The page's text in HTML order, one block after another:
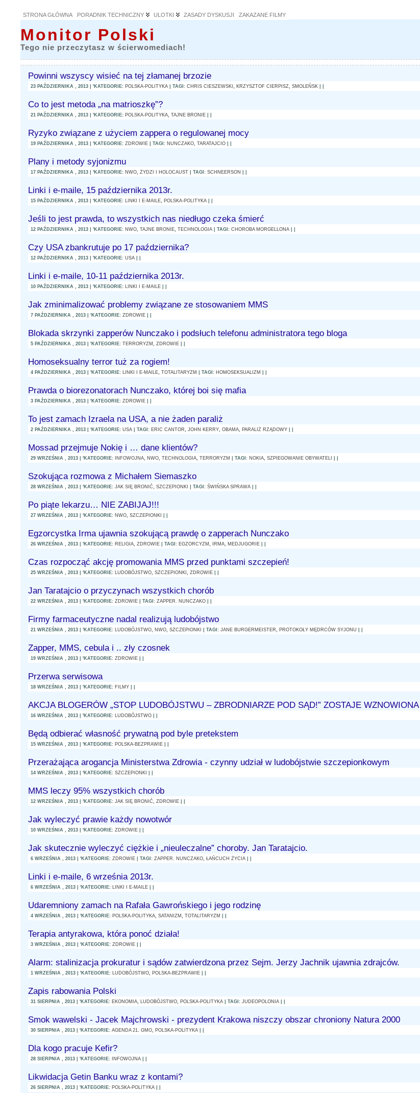
STRONA GŁÓWNA PORADNIK TECHNICZNY ULOTKI ZASADY DYSKUSJI ZAKAZANE FILMY
Monitor Polski
Tego nie przeczytasz w ścierwomediach!
Powinni wszyscy wisieć na tej złamanej brzozie
23 PAŹDZIERNIKA , 2013 | 'KATEGORIE:POLSKA-POLITYKA | TAGI:CHRIS CIESZEWSKI ,KRZYSZTOF CIERPISZ ,SMOLEŃSK | |
Co to jest metoda „na matrioszkę”?
21 PAŹDZIERNIKA , 2013 | 'KATEGORIE:POLSKA-POLITYKA ,TAJNE BRONIE | |
Ryzyko związane z użyciem zappera o regulowanej mocy
19 PAŹDZIERNIKA , 2013 | 'KATEGORIE:ZDROWIE | TAGI:NUNCZAKO ,TARATAJCIO | |
Plany i metody syjonizmu
17 PAŹDZIERNIKA , 2013 | 'KATEGORIE:NWO ,ŻYDZI I HOLOCAUST | TAGI:SCHNEERSON | |
Linki i e-maile, 15 października 2013r.
15 PAŹDZIERNIKA , 2013 | 'KATEGORIE:LINKI I E-MAILE ,POLSKA-POLITYKA | |
Jeśli to jest prawda, to wszystkich nas niedługo czeka śmierć
12 PAŹDZIERNIKA , 2013 | 'KATEGORIE:NWO ,TAJNE BRONIE ,TECHNOLOGIA | TAGI:CHOROBA MORGELLONA | |
Czy USA zbankrutuje po 17 października?
12 PAŹDZIERNIKA , 2013 | 'KATEGORIE:USA | |
Linki i e-maile, 10-11 października 2013r.
10 PAŹDZIERNIKA , 2013 | 'KATEGORIE:LINKI I E-MAILE | |
Jak zminimalizować problemy związane ze stosowaniem MMS
7 PAŹDZIERNIKA , 2013 | 'KATEGORIE:ZDROWIE | |
Blokada skrzynki zapperów Nunczako i podsłuch telefonu administratora tego bloga
5 PAŹDZIERNIKA , 2013 | 'KATEGORIE:TERRORYZM ,ZDROWIE | |
Homoseksualny terror tuż za rogiem!
4 PAŹDZIERNIKA , 2013 | 'KATEGORIE:LINKI I E-MAILE ,TOTALITARYZM | TAGI:HOMOSEKSUALIZM | |
Prawda o biorezonatorach Nunczako, której boi się mafia
3 PAŹDZIERNIKA , 2013 | 'KATEGORIE:ZDROWIE | |
To jest zamach Izraela na USA, a nie żaden paraliż
2 PAŹDZIERNIKA , 2013 | 'KATEGORIE:USA | TAGI:ERIC CANTOR ,JOHN KERRY ,OBAMA ,PARALIŻ RZĄDOWY | |
Mossad przejmuje Nokię i … dane klientów?
29 WRZEŚNIA , 2013 | 'KATEGORIE:INFOWOJNA ,NWO ,TECHNOLOGIA ,TERRORYZM | TAGI:NOKIA ,SZPIEGOWANIE OBYWATELI | |
Szokująca rozmowa z Michałem Siemaszko
28 WRZEŚNIA , 2013 | 'KATEGORIE:JAK SIĘ BRONIĆ ,SZCZEPIONKI | TAGI:ŚWIŃSKA SPRAWA | |
Po piąte lekarzu… NIE ZABIJAJ!!!
27 WRZEŚNIA , 2013 | 'KATEGORIE:NWO ,SZCZEPIONKI | |
Egzorcystka Irma ujawnia szokującą prawdę o zapperach Nunczako
26 WRZEŚNIA , 2013 | 'KATEGORIE:RELIGIA ,ZDROWIE | TAGI:EGZORCYZM ,IRMA ,MEDJUGORIE | |
Czas rozpocząć akcję promowania MMS przed punktami szczepień!
25 WRZEŚNIA , 2013 | 'KATEGORIE:LUDOBÓJSTWO ,SZCZEPIONKI ,ZDROWIE | |
Jan Taratajcio o przyczynach wszystkich chorób
22 WRZEŚNIA , 2013 | 'KATEGORIE:ZDROWIE | TAGI:ZAPPER. NUNCZAKO | |
Firmy farmaceutyczne nadal realizują ludobójstwo
21 WRZEŚNIA , 2013 | 'KATEGORIE:LUDOBÓJSTWO ,NWO ,SZCZEPIONKI | TAGI:JANE BURGERMEISTER ,PROTOKOŁY MĘDRCÓW SYJONU | |
Zapper, MMS, cebula i .. zły czosnek
19 WRZEŚNIA , 2013 | 'KATEGORIE:ZDROWIE | |
Przerwa serwisowa
18 WRZEŚNIA , 2013 | 'KATEGORIE:FILMY | |
AKCJA BLOGERÓW „STOP LUDOBÓJSTWU – ZBRODNIARZE POD SĄD!” ZOSTAJE WZNOWIONA
16 WRZEŚNIA , 2013 | 'KATEGORIE:LUDOBÓJSTWO | |
Będą odbierać własność prywatną pod byle pretekstem
15 WRZEŚNIA , 2013 | 'KATEGORIE:POLSKA-BEZPRAWIE | |
Przerażająca arogancja Ministerstwa Zdrowia - czynny udział w ludobójstwie szczepionkowym
14 WRZEŚNIA , 2013 | 'KATEGORIE:SZCZEPIONKI | |
MMS leczy 95% wszystkich chorób
12 WRZEŚNIA , 2013 | 'KATEGORIE:JAK SIĘ BRONIĆ ,ZDROWIE | |
Jak wyleczyć prawie każdy nowotwór
10 WRZEŚNIA , 2013 | 'KATEGORIE:ZDROWIE | |
Jak skutecznie wyleczyć ciężkie i „nieuleczalne” choroby. Jan Taratajcio.
6 WRZEŚNIA , 2013 | 'KATEGORIE:ZDROWIE | TAGI:ZAPPER. NUNCZAKO ,ŁAŃCUCH ŻYCIA | |
Linki i e-maile, 6 września 2013r.
6 WRZEŚNIA , 2013 | 'KATEGORIE:LINKI I E-MAILE | |
Udaremniony zamach na Rafała Gawrońskiego i jego rodzinę
4 WRZEŚNIA , 2013 | 'KATEGORIE:POLSKA-POLITYKA ,SATANIZM ,TOTALITARYZM | |
Terapia antyrakowa, która ponoć działa!
3 WRZEŚNIA , 2013 | 'KATEGORIE:ZDROWIE | |
Alarm: stalinizacja prokuratur i sądów zatwierdzona przez Sejm. Jerzy Jachnik ujawnia zdrajców.
1 WRZEŚNIA , 2013 | 'KATEGORIE:LUDOBÓJSTWO ,POLSKA-BEZPRAWIE | |
Zapis rabowania Polski
31 SIERPNIA , 2013 | 'KATEGORIE:EKONOMIA ,LUDOBÓJSTWO ,POLSKA-POLITYKA | TAGI:JUDEOPOLONIA | |
Smok wawelski - Jacek Majchrowski - prezydent Krakowa niszczy obszar chroniony Natura 2000
30 SIERPNIA , 2013 | 'KATEGORIE:AGENDA 21, GMO ,POLSKA-POLITYKA | |
Dla kogo pracuje Kefir?
28 SIERPNIA , 2013 | 'KATEGORIE:INFOWOJNA | |
Likwidacja Getin Banku wraz z kontami?
26 SIERPNIA , 2013 | 'KATEGORIE:POLSKA-POLITYKA | |